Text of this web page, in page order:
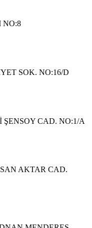
NO:8
SOK. NO:16/D
CAD. NO:1/A
AKTAR CAD.